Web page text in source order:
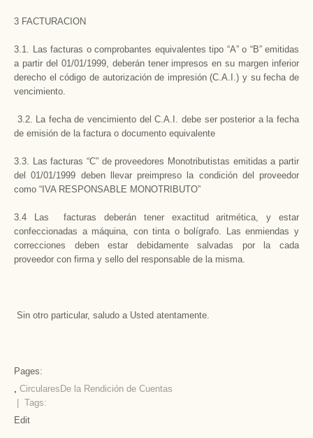
3 FACTURACION
3.1. Las facturas o comprobantes equivalentes tipo “A” o “B” emitidas
a partir del 01/01/1999, deberán tener impresos en su margen inferior
derecho el código de autorización de impresión (C.A.I.) y su fecha de
vencimiento.
3.2. La fecha de vencimiento del C.A.I. debe ser posterior a la fecha
de emisión de la factura o documento equivalente
3.3. Las facturas “C” de proveedores Monotributistas emitidas a partir
del 01/01/1999 deben llevar preimpreso la condición del proveedor
como “IVA RESPONSABLE MONOTRIBUTO”
3.4 Las facturas deberán tener exactitud aritmética, y estar
confeccionadas a máquina, con tinta o bolígrafo. Las enmiendas y
correcciones deben estar debidamente salvadas por la cada
proveedor con firma y sello del responsable de la misma.
Sin otro particular, saludo a Usted atentamente.
Pages:
, Circulares De la Rendición de Cuentas
| Tags:
Edit